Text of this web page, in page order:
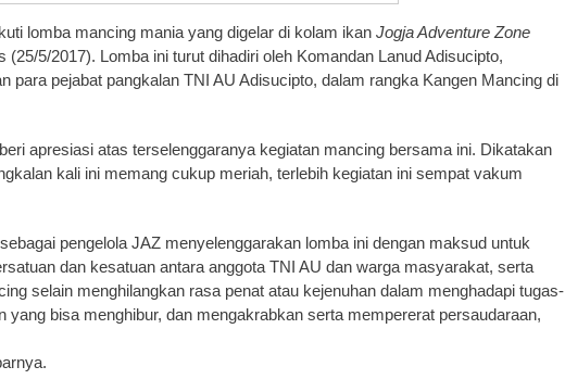
lomba mancing mania yang digelar di kolam ikan Jogja Adventure Zone
5/2017). Lomba ini turut dihadiri oleh Komandan Lanud Adisucipto,
para pejabat pangkalan TNI AU Adisucipto, dalam rangka Kangen Mancing di
apresiasi atas terselenggaranya kegiatan mancing bersama ini. Dikatakan
kali ini memang cukup meriah, terlebih kegiatan ini sempat vakum
pengelola JAZ menyelenggarakan lomba ini dengan maksud untuk
dan kesatuan antara anggota TNI AU dan warga masyarakat, serta
selain menghilangkan rasa penat atau kejenuhan dalam menghadapi tugas-
yang bisa menghibur, dan mengakrabkan serta mempererat persaudaraan,